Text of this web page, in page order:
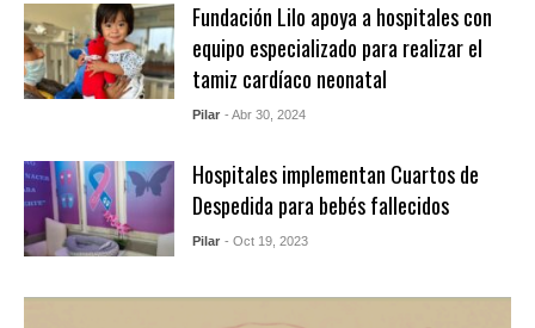
Fundación Lilo apoya a hospitales con
equipo especializado para realizar el
tamiz cardíaco neonatal
Pilar - Abr 30, 2024
Hospitales implementan Cuartos de
Despedida para bebés fallecidos
Pilar - Oct 19, 2023